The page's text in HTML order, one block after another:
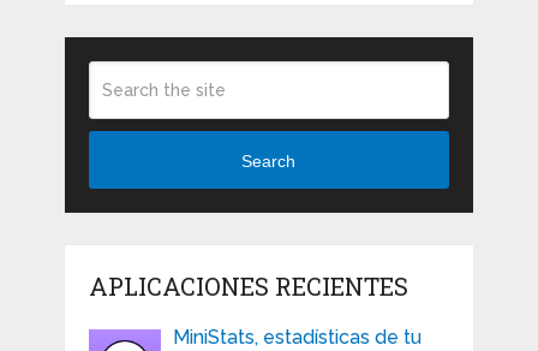
Search
APLICACIONES RECIENTES
MiniStats, estadísticas de tu